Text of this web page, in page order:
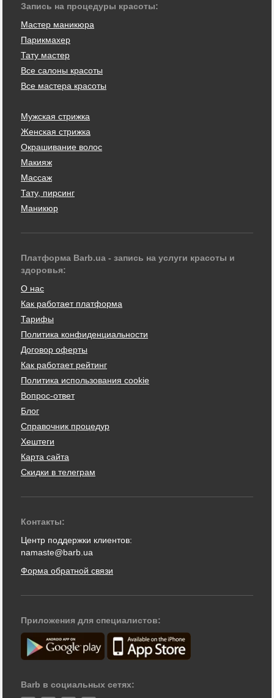
Запись на процедуры красоты:
Мастер маникюра
Парикмахер
Тату мастер
Все салоны красоты
Все мастера красоты
Мужская стрижка
Женская стрижка
Окрашивание волос
Макияж
Массаж
Тату, пирсинг
Маникюр
Платформа Barb.ua - запись на услуги красоты и
здоровья:
О нас
Как работает платформа
Тарифы
Политика конфиденциальности
Договор оферты
Как работает рейтинг
Политика использования cookie
Вопрос-ответ
Блог
Справочник процедур
Хештеги
Карта сайта
Скидки в телеграм
Контакты:
Центр поддержки клиентов:
namaste@barb.ua
Форма обратной связи
Приложения для специалистов:
Barb в социальных сетях: